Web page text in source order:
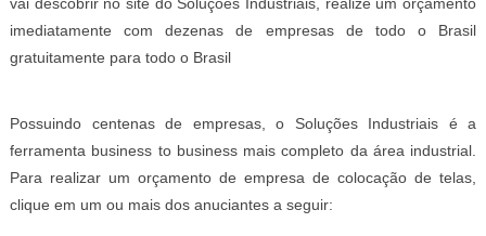
vai descobrir no site do Soluções Industriais, realize um orçamento
imediatamente com dezenas de empresas de todo o Brasil
gratuitamente para todo o Brasil
Possuindo centenas de empresas, o Soluções Industriais é a
ferramenta business to business mais completo da área industrial.
Para realizar um orçamento de empresa de colocação de telas,
clique em um ou mais dos anuciantes a seguir: